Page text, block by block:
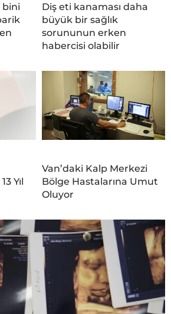
bini
Diş eti kanaması daha
büyük bir sağlık
sorununun erken
habercisi olabilir
Yıl
Van’daki Kalp Merkezi
Bölge Hastalarına Umut
Oluyor